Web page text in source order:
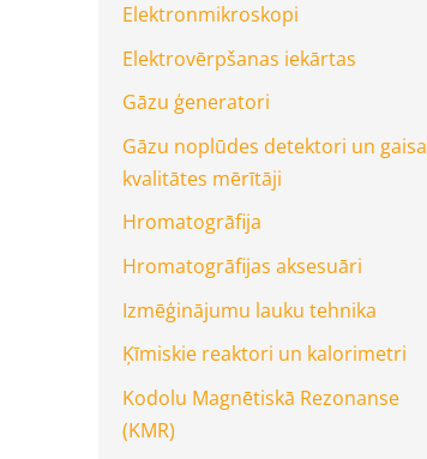
Elektronmikroskopi
Elektrovērpšanas iekārtas
Gāzu ģeneratori
Gāzu noplūdes detektori un gaisa
kvalitātes mērītāji
Hromatogrāfija
Hromatogrāfijas aksesuāri
Izmēģinājumu lauku tehnika
Ķīmiskie reaktori un kalorimetri
Kodolu Magnētiskā Rezonanse
(KMR)